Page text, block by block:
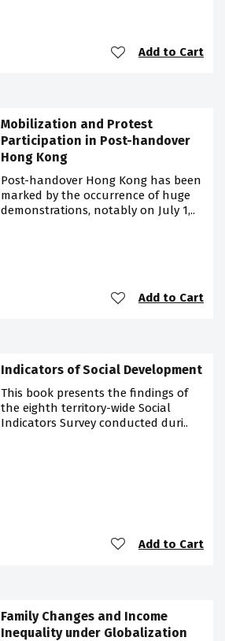
Add to Cart
Mobilization and Protest
Participation in Post-handover
Hong Kong
Post-handover Hong Kong has been
marked by the occurrence of huge
demonstrations, notably on July 1,..
Add to Cart
Indicators of Social Development
This book presents the findings of
the eighth territory-wide Social
Indicators Survey conducted duri..
Add to Cart
Family Changes and Income
Inequality under Globalization